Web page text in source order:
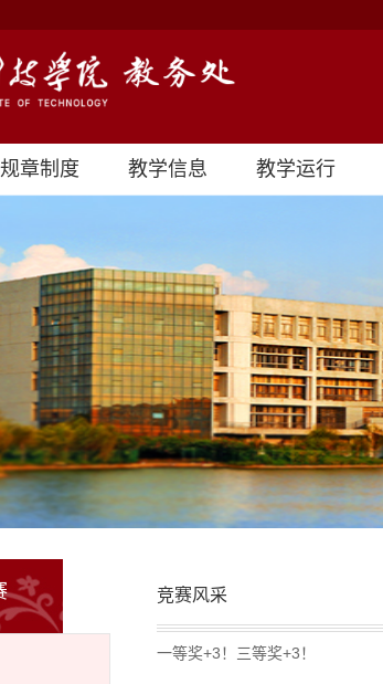
规章制度 教学信息 教学运行
竞赛风采
一等奖+3！三等奖+3！